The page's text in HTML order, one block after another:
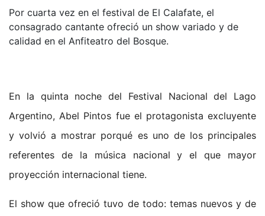
Por cuarta vez en el festival de El Calafate, el
consagrado cantante ofreció un show variado y de
calidad en el Anfiteatro del Bosque.
En la quinta noche del Festival Nacional del Lago
Argentino, Abel Pintos fue el protagonista excluyente
y volvió a mostrar porqué es uno de los principales
referentes de la música nacional y el que mayor
proyección internacional tiene.
El show que ofreció tuvo de todo: temas nuevos y de